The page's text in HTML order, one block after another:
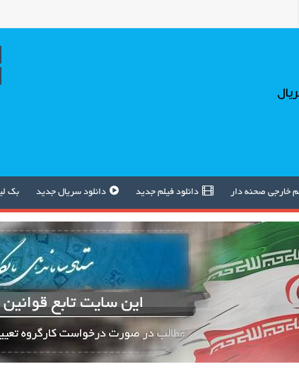
خارجی صحنه دار دانلود فیلم جدید دانلود سریال جدید بک